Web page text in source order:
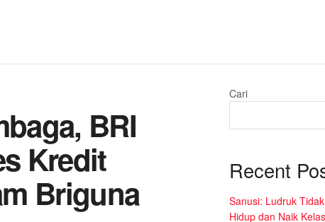
BRI
Kredit
Briguna
Cari
Recent
Sanusi: Ludruk
Hidup dan Naik